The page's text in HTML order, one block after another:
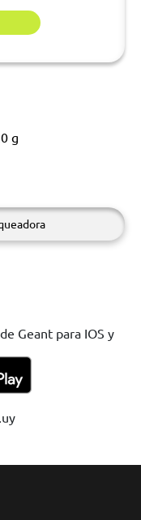
g
Geant para IOS y